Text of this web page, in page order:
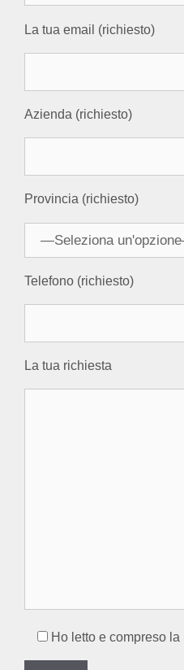
La tua email (richiesto)
Azienda (richiesto)
Provincia (richiesto)
Telefono (richiesto)
La tua richiesta
Ho letto e compreso la